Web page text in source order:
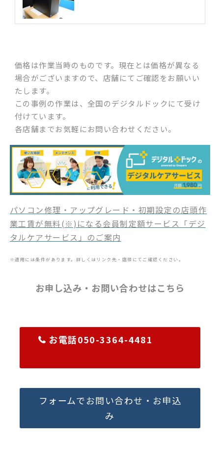
価格は作業当時のものです。現在とは価格が異なる
場合がございますので、店舗にてご確認をお願いい
たします。
この事例の作業は、全国のデジタルドックにて受け
付けています。
各店舗までお気軽にお問い合わせください。
パソコン修理・アップグレード・初期設定の店頭作
業工賃が無料(※)になる会員制定額サービス「デジ
タルケアサービス」のご案内
※適用には条件があります。詳しくはリンク先・店頭にてご確認ください。
お申し込み・お問い合わせはこちら
お電話050-3364-4481
フォームでお問い合わせ・お申込
み